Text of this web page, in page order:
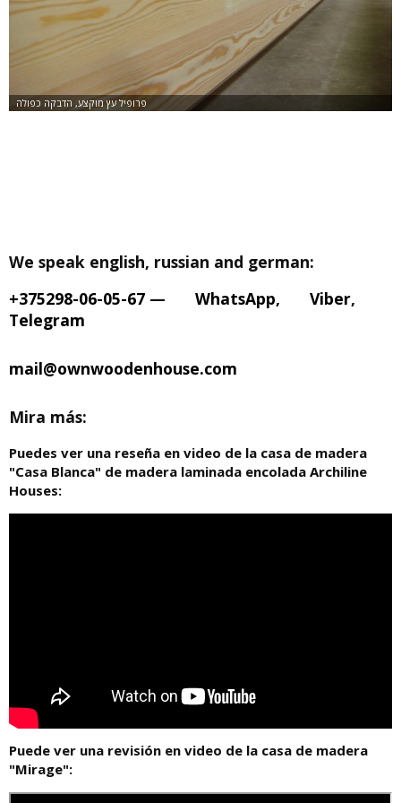
We speak english, russian and german:
+375298-06-05-67 — WhatsApp, Viber,
Telegram
mail@ownwoodenhouse.com
Mira más:
Puedes ver una reseña en video de la casa de madera
"Casa Blanca" de madera laminada encolada Archiline
Houses:
Puede ver una revisión en video de la casa de madera
"Mirage":